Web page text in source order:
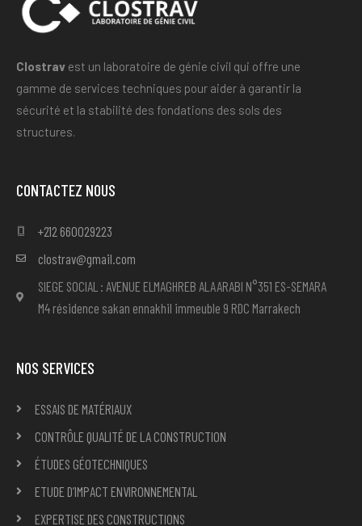
Clostrav est un laboratoire de génie civil qui offre une
gamme de services techniques pour aider à garantir la
sécurité et la stabilité des fondations des sols des
structures.
CONTACTEZ NOUS
+212 660029223
clostrav@gmail.com
SIEGE SOCIAL : AVENUE ELMAGHREB ALAARABI N°351 ES-SEMARA
M4 résidence sakan ennakhil immeuble 9 RDC Marrakech
NOS SERVICES
ESSAIS DE MATÉRIAUX
CONTRÔLE QUALITÉ DE LA CONSTRUCTION
ÉTUDES GÉOTECHNIQUES
ETUDE D’IMPACT ENVIRONNEMENTAL
EXPERTISE DES CONSTRUCTIONS